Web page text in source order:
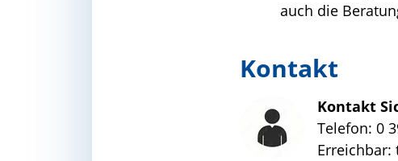
auch die
Kontakt
Kontakt
Telefon: 0
Erreichbar: